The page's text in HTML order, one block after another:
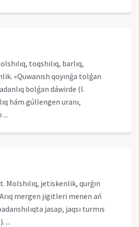
toqshılıq, barlıq,
«Quwanısh qoyınǵa tolǵan
bolǵan dáwirde (I.
hám gúllengen uranı,
...
Molshılıq, jetiskenlik, qurǵın
mergen jigitleri menen ań
jasap, jaqsı turmıs
...